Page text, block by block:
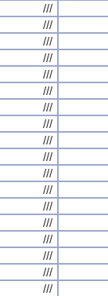
///
///
///
///
///
///
///
///
///
///
///
///
///
///
///
///
///
///